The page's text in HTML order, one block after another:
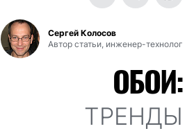
Сергей Колосов
Автор статьи, инженер-технолог
ОБОИ:
ТРЕНДЫ